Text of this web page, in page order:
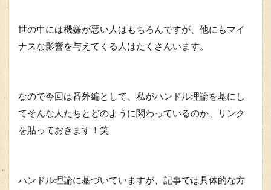
世の中には機嫌が悪い人はもちろんですが、他にもマイ
ナスな影響を与えてくる人はたくさんいます。
なので今回は番外編として、私がハンドル理論を基にし
てそんな人たちとどのように関わっているのか、リンク
を貼っておきます！笑
ハンドル理論に基づいていますが、記事では具体的な方